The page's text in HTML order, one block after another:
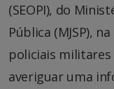
(SEOPI), do
Pública (MJSP),
policiais militares
averiguar uma